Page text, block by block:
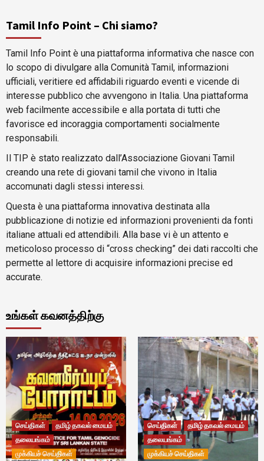
Tamil Info Point – Chi siamo?
Tamil Info Point è una piattaforma informativa che nasce con
lo scopo di divulgare alla Comunità Tamil, informazioni
ufficiali, veritiere ed affidabili riguardo eventi e vicende di
interesse pubblico che avvengono in Italia. Una piattaforma
web facilmente accessibile e alla portata di tutti che
favorisce ed incoraggia comportamenti socialmente
responsabili.
Il TIP è stato realizzato dall’Associazione Giovani Tamil
creando una rete di giovani tamil che vivono in Italia
accomunati dagli stessi interessi.
Questa è una piattaforma innovativa destinata alla
pubblicazione di notizie ed informazioni provenienti da fonti
italiane attuali ed attendibili. Alla base vi è un attento e
meticoloso processo di “cross checking” dei dati raccolti che
permette al lettore di acquisire informazioni precise ed
accurate.
உங்கள் கவனத்திற்கு
செய்திகள்
தமிழ் தகவல் மையம்
தலையங்கம்
முக்கியச் செய்திகள்
செய்திகள்
தமிழ் தகவல் மையம்
தலையங்கம்
முக்கியச் செய்திகள்